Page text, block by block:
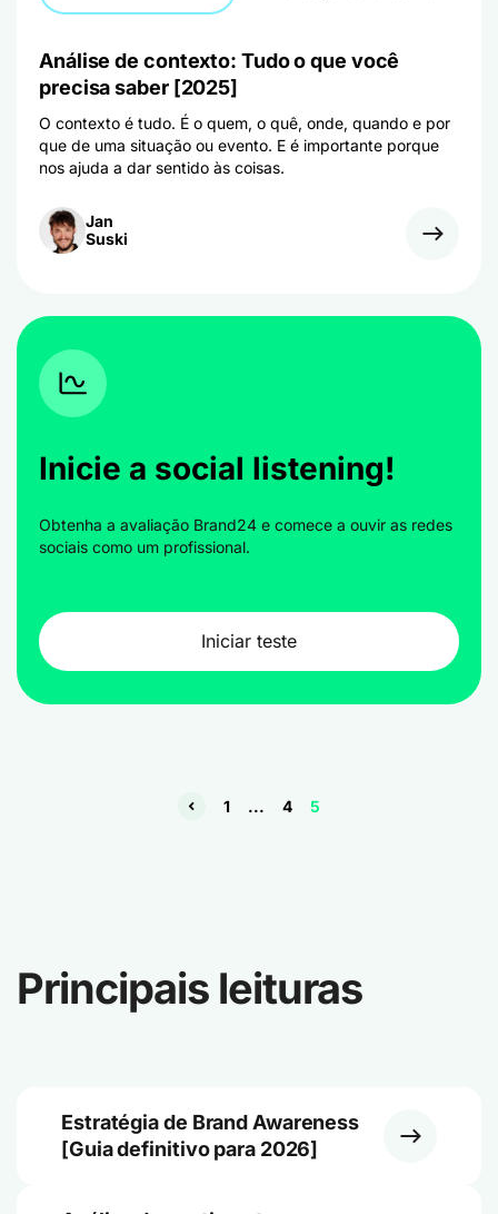
Análise de contexto: Tudo o que você
precisa saber [2025]
O contexto é tudo. É o quem, o quê, onde, quando e por
que de uma situação ou evento. E é importante porque
nos ajuda a dar sentido às coisas.
Jan
Suski
Inicie a social listening!
Obtenha a avaliação Brand24 e comece a ouvir as redes
sociais como um profissional.
Iniciar teste
1 ... 4 5
Principais leituras
Estratégia de Brand Awareness
[Guia definitivo para 2026]